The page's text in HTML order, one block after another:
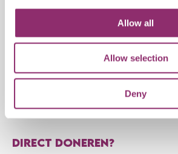
Allow all
Allow selection
Deny
VOLG DE
AANMELDEN
DIRECT DONEREN?